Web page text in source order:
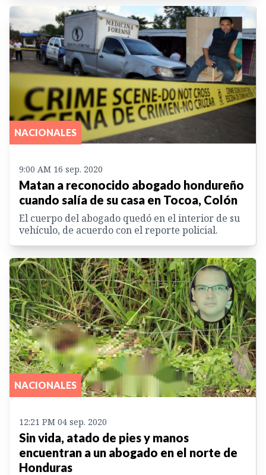
NACIONALES
9:00 AM 16 sep. 2020
Matan a reconocido abogado hondureño
cuando salía de su casa en Tocoa, Colón
El cuerpo del abogado quedó en el interior de su
vehículo, de acuerdo con el reporte policial.
NACIONALES
12:21 PM 04 sep. 2020
Sin vida, atado de pies y manos
encuentran a un abogado en el norte de
Honduras